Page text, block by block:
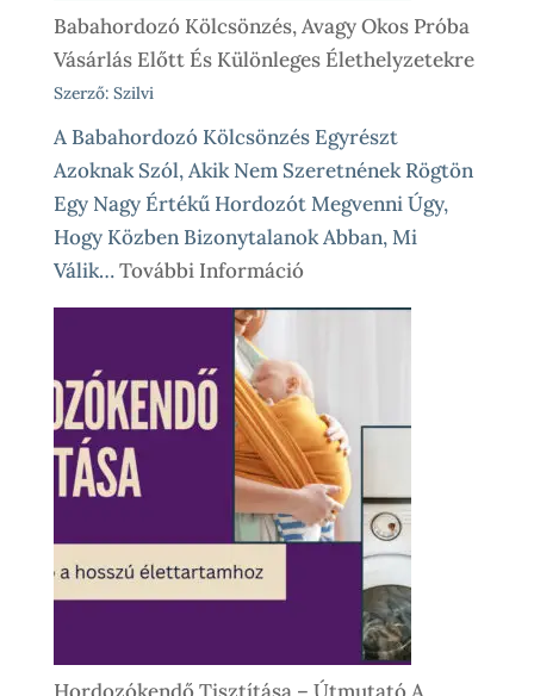
Babahordozó Kölcsönzés, Avagy Okos Próba
Vásárlás Előtt És Különleges Élethelyzetekre
Szerző: Szilvi
A Babahordozó Kölcsönzés Egyrészt
Azoknak Szól, Akik Nem Szeretnének Rögtön
Egy Nagy Értékű Hordozót Megvenni Úgy,
Hogy Közben Bizonytalanok Abban, Mi
Válik…További Információ:
Babahordozó
Avagy
Okos
Próba
Vásárlás
Előtt
És
Különleges
Élethelyzetekre